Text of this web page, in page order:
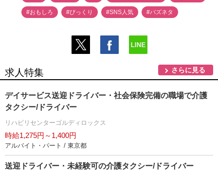
#おもしろ #びっくり #SNS人気 #バズネタ
求人特集 さらに見る
デイサービス送迎ドライバー・社会保険完備の職場で介護
タクシー/ドライバー
リハビリセンターゴルディロックス
時給1,275円～1,400円
アルバイト・パート / 東京都
送迎ドライバー・未経験可の介護タクシー/ドライバー